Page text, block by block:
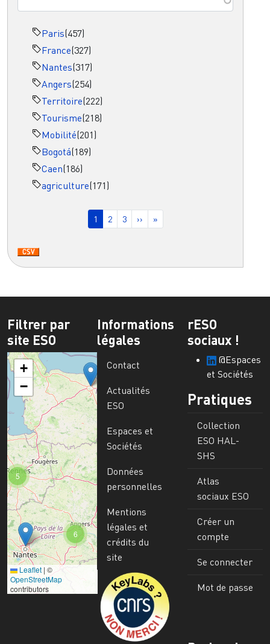
Paris(457)
France(327)
Nantes(317)
Angers(254)
Territoire(222)
Tourisme(218)
Mobilité(201)
Bogotá(189)
Caen(186)
agriculture(171)
Page courante
1 Page
2 Page
3 Page suivante
›› Dernière page
»
Filtrer par
site ESO
6
5
+
−
Leaflet | ©
OpenStreetMap
contributors
Informations
légales
Contact
Actualités
ESO
Espaces et
Sociétés
Données
personnelles
Mentions
légales et
crédits du
site
Image
rESO
sociaux !
@Espaces
et Sociétés
Pratiques
Collection
ESO HAL-
SHS
Atlas
sociaux ESO
Créer un
compte
Se connecter
Mot de passe